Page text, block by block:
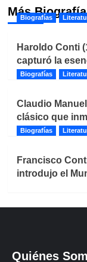
MásBiografías
Haroldo Conti
capturó la
Biografías
Claudio
clásico que
Biografías
Francisco
introdujo el
Quiénes